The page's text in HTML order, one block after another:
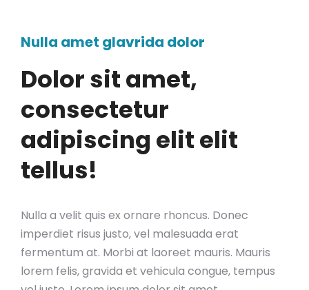
Nulla amet glavrida dolor
Dolor sit amet,
consectetur
adipiscing elit elit
tellus!
Nulla a velit quis ex ornare rhoncus. Donec
imperdiet risus justo, vel malesuada erat
fermentum at. Morbi at laoreet mauris. Mauris
lorem felis, gravida et vehicula congue, tempus